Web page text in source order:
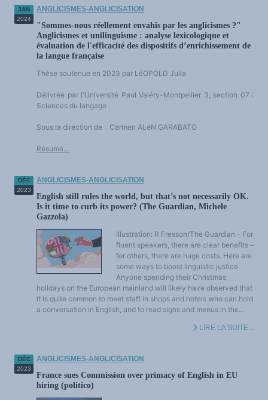
JAN
2024
ANGLICISMES-ANGLICISATION
"Sommes-nous réellement envahis par les anglicismes ?"
Anglicismes et unilinguisme : analyse lexicologique et
évaluation de l'efficacité des dispositifs d’enrichissement de
la langue française
Thèse soutenue en 2023 par LéOPOLD Julia
Délivrée par l'Université Paul Valéry-Montpellier 3, section 07 :
Sciences du langage
Sous la direction de : Carmen ALéN GARABATO
Résumé...
DÉC
2023
ANGLICISMES-ANGLICISATION
English still rules the world, but that’s not necessarily OK.
Is it time to curb its power? (The Guardian, Michele
Gazzola)
Illustration: R Fresson/The Guardian - For
fluent speakers, there are clear benefits –
for others, there are huge costs. Here are
some ways to boost linguistic justice
Anyone spending their Christmas
holidays on the European mainland will likely have observed that
it is quite common to meet staff in shops and hotels who can hold
a conversation in English, and to read signs and menus in the...
LIRE LA SUITE...
DÉC
2023
ANGLICISMES-ANGLICISATION
France sues Commission over primacy of English in EU
hiring (politico)